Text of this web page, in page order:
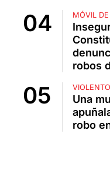
MÓVIL DE
robos
Una
robo